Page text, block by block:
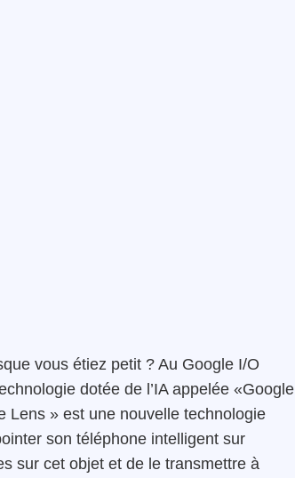
vous étiez petit ? Au Google I/O
dotée de l’IA appelée «Google
Lens » est une nouvelle technologie
son téléphone intelligent sur
sur cet objet et de le transmettre à